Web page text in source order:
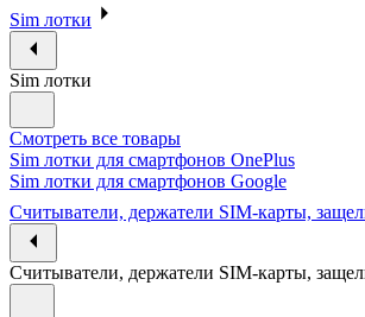
Sim лотки
Sim лотки
Смотреть все товары
Sim лотки для смартфонов OnePlus
Sim лотки для смартфонов Google
Считыватели, держатели SIM-карты,
Считыватели, держатели SIM-карты,